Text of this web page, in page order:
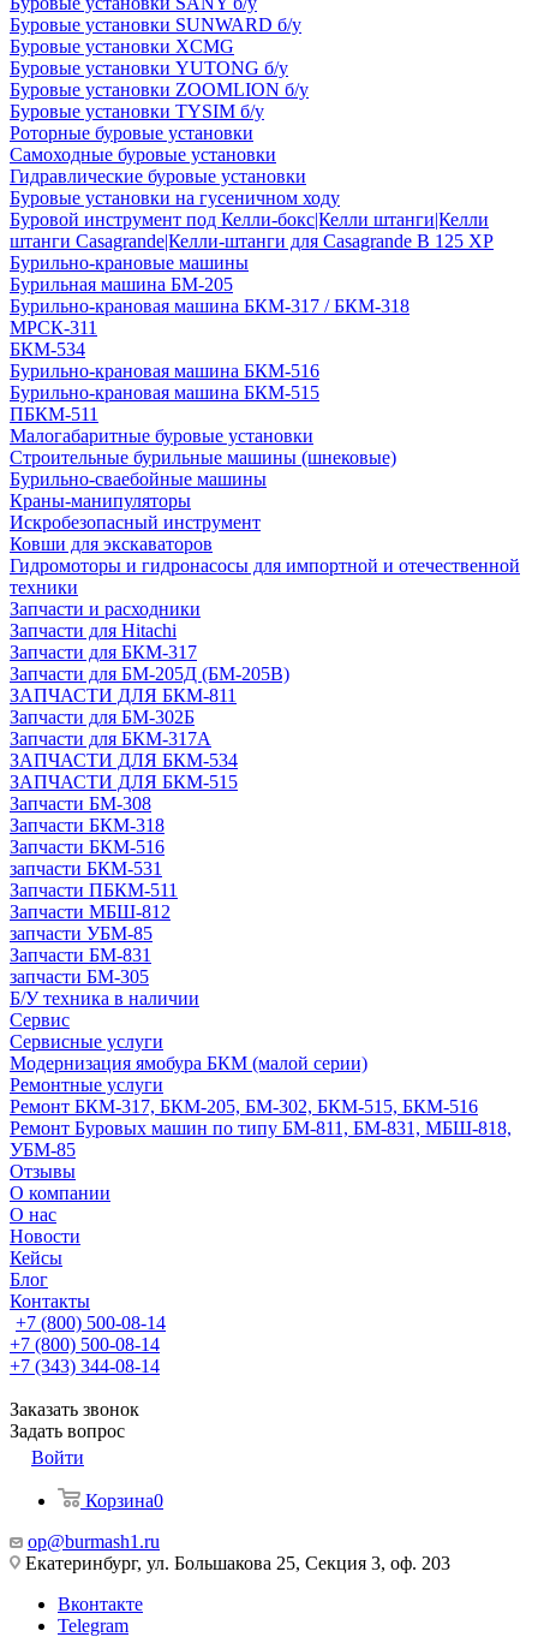
Буровые установки SUNWARD б/у
Буровые установки XCMG
Буровые установки YUTONG б/у
Буровые установки ZOOMLION б/у
Буровые установки TYSIM б/у
Роторные буровые установки
Самоходные буровые установки
Гидравлические буровые установки
Буровые установки на гусеничном ходу
Буровой инструмент под Келли-бокс|Келли штанги|Келли
штанги Casagrande|Келли-штанги для Casagrande B 125 XP
Бурильно-крановые машины
Бурильная машина БМ-205
Бурильно-крановая машина БКМ-317 / БКМ-318
МРСК-311
БКМ-534
Бурильно-крановая машина БКМ-516
Бурильно-крановая машина БКМ-515
ПБКМ-511
Малогабаритные буровые установки
Строительные бурильные машины (шнековые)
Бурильно-сваебойные машины
Краны-манипуляторы
Искробезопасный инструмент
Ковши для экскаваторов
Гидромоторы и гидронасосы для импортной и отечественной
техники
Запчасти и расходники
Запчасти для Hitachi
Запчасти для БКМ-317
Запчасти для БМ-205Д (БМ-205В)
ЗАПЧАСТИ ДЛЯ БКМ-811
Запчасти для БМ-302Б
Запчасти для БКМ-317А
ЗАПЧАСТИ ДЛЯ БКМ-534
ЗАПЧАСТИ ДЛЯ БКМ-515
Запчасти БМ-308
Запчасти БКМ-318
Запчасти БКМ-516
запчасти БКМ-531
Запчасти ПБКМ-511
Запчасти МБШ-812
запчасти УБМ-85
Запчасти БМ-831
запчасти БМ-305
Б/У техника в наличии
Сервис
Сервисные услуги
Модернизация ямобура БКМ (малой серии)
Ремонтные услуги
Ремонт БКМ-317, БКМ-205, БМ-302, БКМ-515, БКМ-516
Ремонт Буровых машин по типу БМ-811, БМ-831, МБШ-818,
УБМ-85
Отзывы
О компании
О нас
Новости
Кейсы
Блог
Контакты
+7 (800) 500-08-14
+7 (800) 500-08-14
+7 (343) 344-08-14
Заказать звонок
Задать вопрос
Войти
Корзина0
op@burmash1.ru
Екатеринбург, ул. Большакова 25, Секция 3, оф. 203
Вконтакте
Telegram